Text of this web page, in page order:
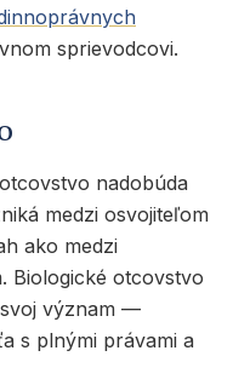
sprievodcovi.
otcovstvo nadobúda
medzi osvojiteľom
ako medzi
Biologické otcovstvo
význam —
s plnými právami a